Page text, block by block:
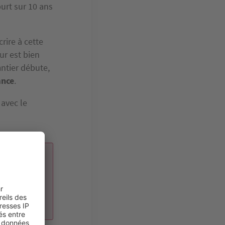
sur 10 ans
à cette
est bien
débute,
.
le
pas